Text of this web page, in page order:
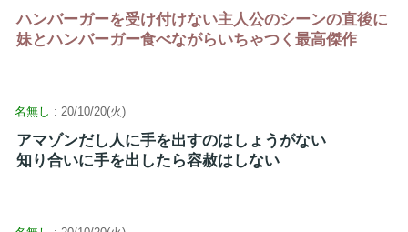
ハンバーガーを受け付けない主人公のシーンの直後に
妹とハンバーガー食べながらいちゃつく最高傑作
名無し : 20/10/20(火)
アマゾンだし人に手を出すのはしょうがない
知り合いに手を出したら容赦はしない